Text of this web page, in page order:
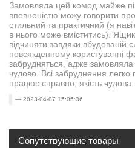
Замовляла цей комод майже
впевненістю можу говорити
стильний та практичний (я
в нього може вміститись).
відчиняти завдяки
повсякденному користуванні
забрудняться, адже замовляла
чудово. Всі забруднення
працює справно, якість
2023-04-07 15:05:36
Сопутствующие товары